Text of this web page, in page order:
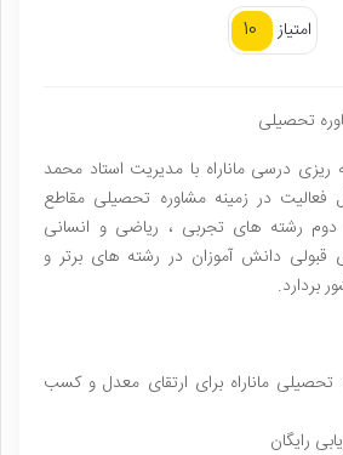
امتیاز
10
تحصیلی
ریزی درسی ماناراه با مدیریت استاد محمد
و بیش از ۱۱سال فعالیت در زمینه مشاوره تحصیلی مقاطع
رشته های تجربی ، ریاضی و انسانی
قبولی دانش آموزان در رشته های برتر و
بردارد.
ماناراه برای ارتقای معدل و کسب
رایگان